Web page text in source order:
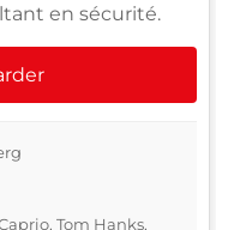
en sécurité.
Tom Hanks,